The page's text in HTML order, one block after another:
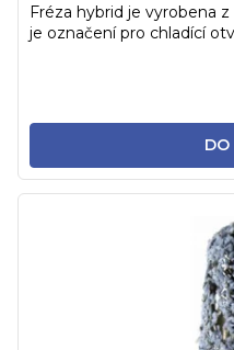
DO
Fréza hybrid je vyrobena
je označení pro chladící